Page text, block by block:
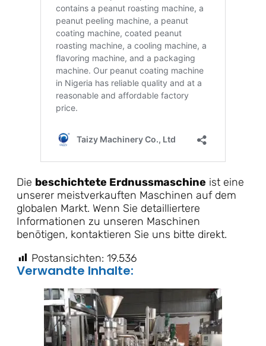
Die beschichtete Erdnussmaschine ist eine
unserer meistverkauften Maschinen auf dem
globalen Markt. Wenn Sie detailliertere
Informationen zu unseren Maschinen
benötigen, kontaktieren Sie uns bitte direkt.
Postansichten: 19.536
Verwandte Inhalte: